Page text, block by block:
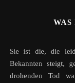
Sie ist die, die leidet, über die Leichen ihrer Freunde und
Bekannten steigt,
drohenden Tod